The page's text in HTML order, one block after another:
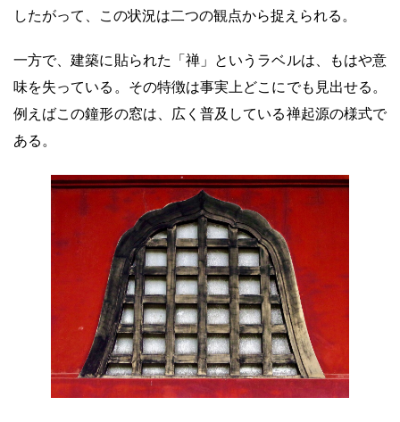
したがって、この状況は二つの観点から捉えられる。
一方で、建築に貼られた「禅」というラベルは、もはや意
味を失っている。その特徴は事実上どこにでも見出せる。
例えばこの鐘形の窓は、広く普及している禅起源の様式で
ある。